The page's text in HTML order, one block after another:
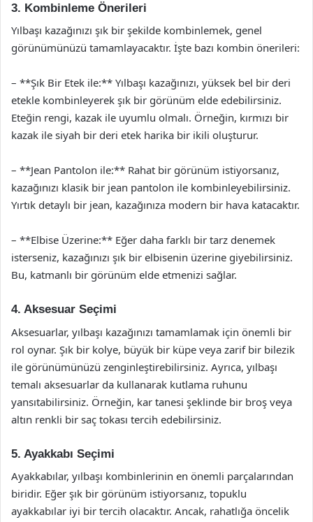
3. Kombinleme Önerileri
Yılbaşı kazağınızı şık bir şekilde kombinlemek, genel
görünümünüzü tamamlayacaktır. İşte bazı kombin önerileri:
– **Şık Bir Etek ile:** Yılbaşı kazağınızı, yüksek bel bir deri
etekle kombinleyerek şık bir görünüm elde edebilirsiniz.
Eteğin rengi, kazak ile uyumlu olmalı. Örneğin, kırmızı bir
kazak ile siyah bir deri etek harika bir ikili oluşturur.
– **Jean Pantolon ile:** Rahat bir görünüm istiyorsanız,
kazağınızı klasik bir jean pantolon ile kombinleyebilirsiniz.
Yırtık detaylı bir jean, kazağınıza modern bir hava katacaktır.
– **Elbise Üzerine:** Eğer daha farklı bir tarz denemek
isterseniz, kazağınızı şık bir elbisenin üzerine giyebilirsiniz.
Bu, katmanlı bir görünüm elde etmenizi sağlar.
4. Aksesuar Seçimi
Aksesuarlar, yılbaşı kazağınızı tamamlamak için önemli bir
rol oynar. Şık bir kolye, büyük bir küpe veya zarif bir bilezik
ile görünümünüzü zenginleştirebilirsiniz. Ayrıca, yılbaşı
temalı aksesuarlar da kullanarak kutlama ruhunu
yansıtabilirsiniz. Örneğin, kar tanesi şeklinde bir broş veya
altın renkli bir saç tokası tercih edebilirsiniz.
5. Ayakkabı Seçimi
Ayakkabılar, yılbaşı kombinlerinin en önemli parçalarından
biridir. Eğer şık bir görünüm istiyorsanız, topuklu
ayakkabılar iyi bir tercih olacaktır. Ancak, rahatlığa öncelik